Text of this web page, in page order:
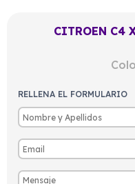
CITROEN C4
RELLENA EL FORMULARIO